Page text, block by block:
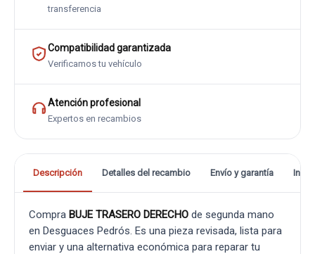
transferencia
Compatibilidad garantizada
Verificamos tu vehículo
Atención profesional
Expertos en recambios
Descripción Detalles del recambio Envío y garantía
Compra BUJE TRASERO DERECHO de segunda mano
en Desguaces Pedrós. Es una pieza revisada, lista para
enviar y una alternativa económica para reparar tu